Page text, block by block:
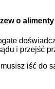
o
i przejść
iść do